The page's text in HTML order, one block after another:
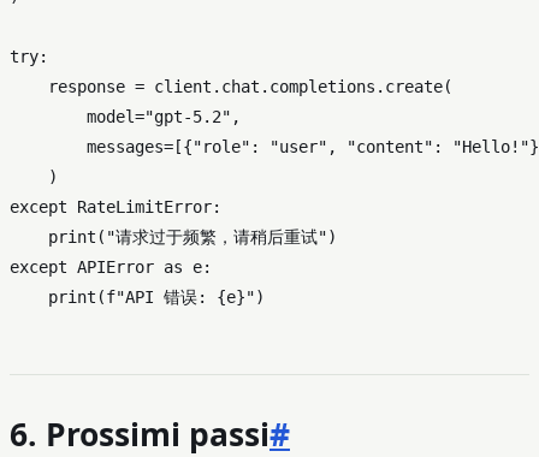
try:
    response = client.chat.completions.create(
        model=
"gpt-5.2" ,
        messages=[{
"role" : "user" , "content" : "Hello!"
except RateLimitError:
print ( "请求过于频繁，请稍后重试"
except APIError as e:
print (f"API 错误: {e}"
6. Prossimi passi#